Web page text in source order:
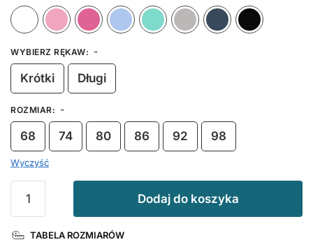
Biały
Różowy Ciemny Różowy
Błękitny MiętowySzary
WYBIERZ RĘKAW: -
Krótki Długi
ROZMIAR: -
68 74 80 86 92 98
Wyczyść
Kocham
Cię
Mamusiu
Dodaj do koszyka
TABELA ROZMIARÓW